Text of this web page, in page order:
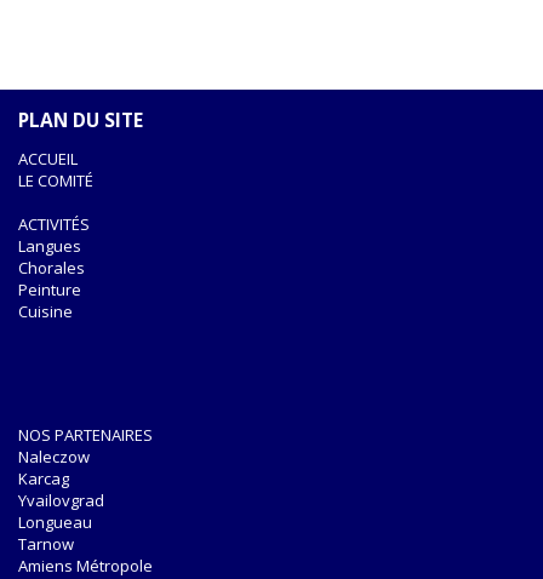
PLAN DU SITE
ACCUEIL
LE COMITÉ
ACTIVITÉS
Langues
Chorales
Peinture
Cuisine
NOS PARTENAIRES
Naleczow
Karcag
Yvailovgrad
Longueau
Tarnow
Amiens Métropole